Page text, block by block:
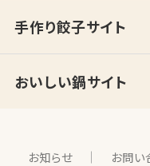
手作り餃子サイト
おいしい鍋サイト
お知らせ お問い